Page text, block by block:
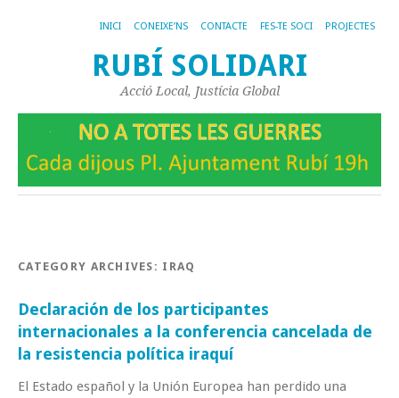
INICI CONEIXE’NS CONTACTE FES-TE SOCI PROJECTES
RUBÍ SOLIDARI
Acció Local, Justícia Global
CATEGORY ARCHIVES: IRAQ
Declaración de los participantes
internacionales a la conferencia cancelada de
la resistencia política iraquí
El Estado español y la Unión Europea han perdido una